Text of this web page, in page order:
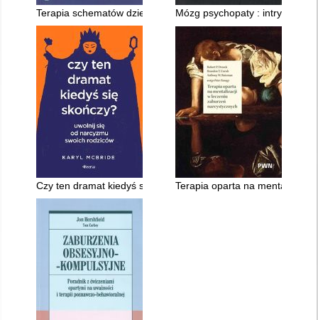
Terapia schematów dzieci i młodzieżyMózg psychopaty : intrygujące
Czy ten dramat kiedyś się skończy? : uwolnij się od narcyzmu
Terapia oparta na mentalizacji